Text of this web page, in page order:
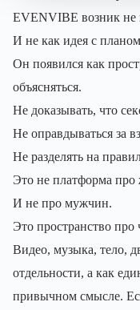
EVENVIBE возник не
И не как идея с
Он появился как
объясняться.
Не доказывать, что
Не оправдываться за
Не разделять на
Это не платформа
И не про мужчин.
Это пространство про
Видео, музыка, тело,
отдельности, а как
привычном смысле.